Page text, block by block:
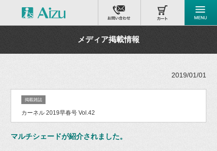
メディア掲載情報
2019/01/01
掲載雑誌
カーネル 2019早春号 Vol.42
マルチシェードが紹介されました。